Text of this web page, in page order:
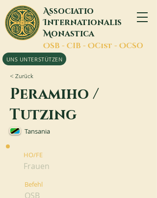
Associatio
Internationalis
Monastica
OSB - CIB - OCist - OCSO
UNS UNTERSTÜTZEN
< Zurück
Peramiho /
Tutzing
Tansania
HO/FE
Frauen
Befehl
OSB